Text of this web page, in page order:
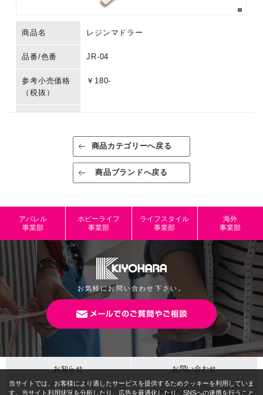
商品名 レジンマドラー
品番/色番 JR-04
参考小売価格
（税抜）
￥180-
PP（ポリプロピレン）
出荷単位：3
イズ
本体サイズ W15mm×H154mm×D5mm
JANコード 4965492689293
商品カテゴリーへ戻る
商品ブランドへ戻る
アパレル
事業部
ホビーライフ
事業部
ライフスタイル
事業部
海外
事業部
お気軽にお問い合わせ下さい。
お知らせ お問い合わせ
サイトマップ プライバシーポリシー